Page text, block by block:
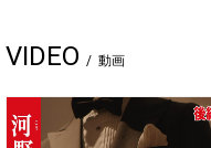
VIDEO 動画